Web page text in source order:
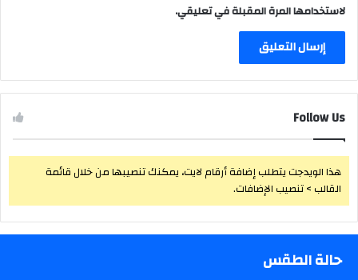
لاستخدامها المرة المقبلة في تعليقي.
Follow Us
هذا الويدجت يتطلب إضافة أرقام لايت، يمكنك تنصيبها من خلال قائمة
القالب > تنصيب الإضافات.
حالة الطقس